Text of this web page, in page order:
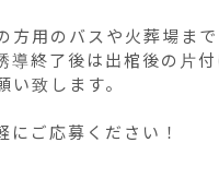
用のバスや火葬場ま
終了後は出棺後の片
致します。
ご応募ください！